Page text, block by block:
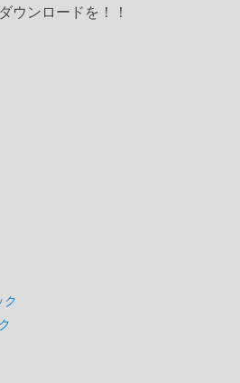
ウンロードを！！
ク